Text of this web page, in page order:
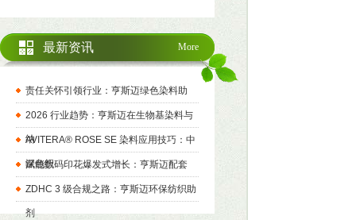
More
最新资讯
责任关怀引领行业：亨斯迈绿色染料助
2026 行业趋势：亨斯迈在生物基染料与
纳
AVITERA® ROSE SE 染料应用技巧：中
深色织
赋能数码印花爆发式增长：亨斯迈配套
ZDHC 3 级合规之路：亨斯迈环保纺织助
剂